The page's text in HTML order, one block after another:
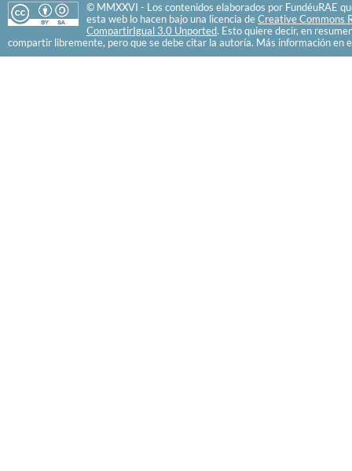
© MMXXVI - Los contenidos elaborados por FundéuRAE
esta web lo hacen bajo una licencia de Creative Commons
CompartirIgual 3.0 Unported. Esto quiere decir, en
compartir libremente, pero que se debe citar la autoría. Más información en